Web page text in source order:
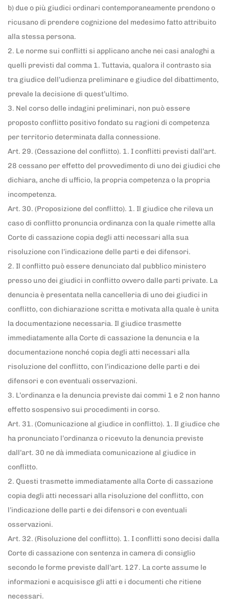
b) due o più giudici ordinari contemporaneamente prendono o
ricusano di prendere cognizione del medesimo fatto attribuito
alla stessa persona.
2. Le norme sui conflitti si applicano anche nei casi analoghi a
quelli previsti dal comma 1. Tuttavia, qualora il contrasto sia
tra giudice dell’udienza preliminare e giudice del dibattimento,
prevale la decisione di quest’ultimo.
3. Nel corso delle indagini preliminari, non può essere
proposto conflitto positivo fondato su ragioni di competenza
per territorio determinata dalla connessione.
Art. 29. (Cessazione del conflitto). 1. I conflitti previsti dall’art.
28 cessano per effetto del provvedimento di uno dei giudici che
dichiara, anche di ufficio, la propria competenza o la propria
incompetenza.
Art. 30. (Proposizione del conflitto). 1. Il giudice che rileva un
caso di conflitto pronuncia ordinanza con la quale rimette alla
Corte di cassazione copia degli atti necessari alla sua
risoluzione con l’indicazione delle parti e dei difensori.
2. Il conflitto può essere denunciato dal pubblico ministero
presso uno dei giudici in conflitto ovvero dalle parti private. La
denuncia è presentata nella cancelleria di uno dei giudici in
conflitto, con dichiarazione scritta e motivata alla quale è unita
la documentazione necessaria. Il giudice trasmette
immediatamente alla Corte di cassazione la denuncia e la
documentazione nonché copia degli atti necessari alla
risoluzione del conflitto, con l’indicazione delle parti e dei
difensori e con eventuali osservazioni.
3. L’ordinanza e la denuncia previste dai commi 1 e 2 non hanno
effetto sospensivo sui procedimenti in corso.
Art. 31. (Comunicazione al giudice in conflitto). 1. Il giudice che
ha pronunciato l’ordinanza o ricevuto la denuncia previste
dall’art. 30 ne dà immediata comunicazione al giudice in
conflitto.
2. Questi trasmette immediatamente alla Corte di cassazione
copia degli atti necessari alla risoluzione del conflitto, con
l’indicazione delle parti e dei difensori e con eventuali
osservazioni.
Art. 32. (Risoluzione del conflitto). 1. I conflitti sono decisi dalla
Corte di cassazione con sentenza in camera di consiglio
secondo le forme previste dall’art. 127. La corte assume le
informazioni e acquisisce gli atti e i documenti che ritiene
necessari.